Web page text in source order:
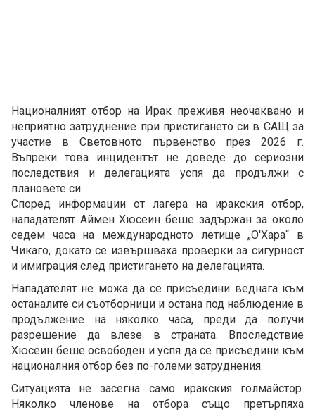
Националният отбор на Ирак преживя неочаквано и
неприятно затруднение при пристигането си в САЩ за
участие в Световното първенство през 2026 г.
Въпреки това инцидентът не доведе до сериозни
последствия и делегацията успя да продължи с
плановете си.
Според информации от лагера на иракския отбор,
нападателят Аймен Хюсеин беше задържан за около
седем часа на международното летище „О'Хара“ в
Чикаго, докато се извършваха проверки за сигурност
и имиграция след пристигането на делегацията.
Нападателят не можа да се присъедини веднага към
останалите си съотборници и остана под наблюдение в
продължение на няколко часа, преди да получи
разрешение да влезе в страната. Впоследствие
Хюсеин беше освободен и успя да се присъедини към
националния отбор без по-големи затруднения.
Ситуацията не засегна само иракския голмайстор.
Няколко членове на отбора също претърпяха